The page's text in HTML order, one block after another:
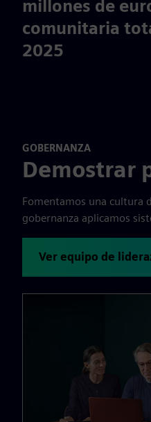
47.9
millones de
comunitaria
2025
GOBERNANZA
Demostrar
Fomentamos una cultura
gobernanza aplicamos
Ver equipo de